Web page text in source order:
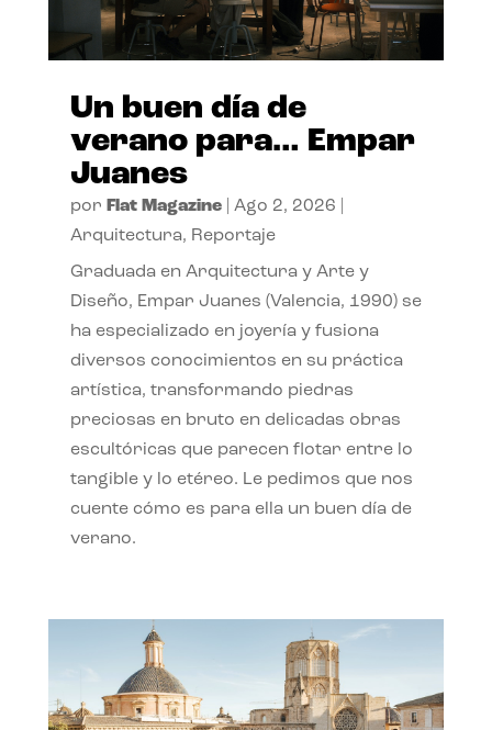
Un buen día de
verano para… Empar
Juanes
por Flat Magazine| Ago 2, 2026
Arquitectura, Reportaje
Graduada en Arquitectura y Arte y
Diseño, Empar Juanes (Valencia, 1990) se
ha especializado en joyería y fusiona
diversos conocimientos en su práctica
artística, transformando piedras
preciosas en bruto en delicadas obras
escultóricas que parecen flotar entre lo
tangible y lo etéreo. Le pedimos que nos
cuente cómo es para ella un buen día de
verano.